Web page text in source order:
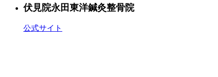
伏見院永田東洋鍼灸整骨院
公式サイト